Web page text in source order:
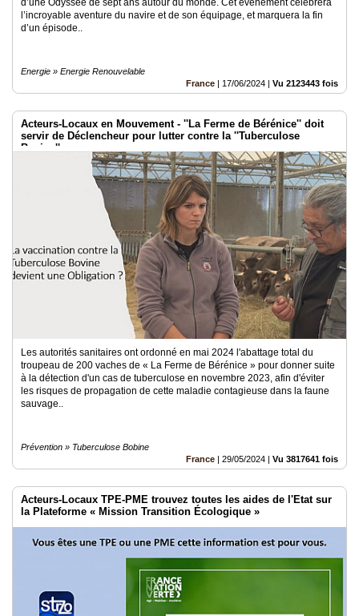
d’une Odyssée de sept ans autour du monde. Cet événement célébrera
l’incroyable aventure du navire et de son équipage, et marquera la fin
d’un épisode..
Energie » Energie Renouvelable
France | 17/06/2024 | Vu 2123443 fois
Acteurs-Locaux en Mouvement - ''La Ferme de Bérénice'' doit
servir de Déclencheur pour lutter contre la ''Tuberculose
Bovine''
Les autorités sanitaires ont ordonné en mai 2024 l'abattage total du
troupeau de 200 vaches de « La Ferme de Bérénice » pour donner suite
à la détection d'un cas de tuberculose en novembre 2023, afin d'éviter
les risques de propagation de cette maladie contagieuse dans la faune
sauvage..
Prévention » Tuberculose Bobine
France | 29/05/2024 | Vu 3817641 fois
Acteurs-Locaux TPE-PME trouvez toutes les aides de l'Etat sur
la Plateforme « Mission Transition Écologique »